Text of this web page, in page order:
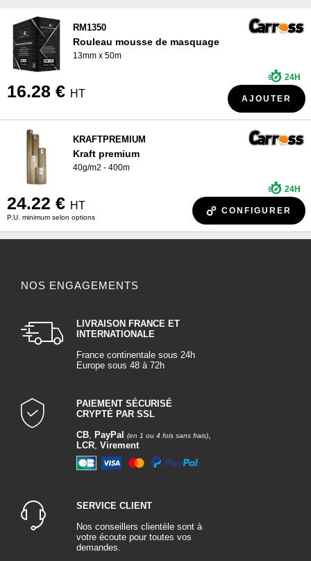
RM1350
Rouleau mousse de masquage
13mm x 50m
16.28 € HT
24H
AJOUTER
KRAFTPREMIUM
Kraft premium
40g/m2 - 400m
24.22 € HT
P.U. minimum selon options
24H
CONFIGURER
NOS ENGAGEMENTS
LIVRAISON FRANCE ET
INTERNATIONALE
France continentale sous 24h
Europe sous 48 à 72h
PAIEMENT SÉCURISÉ
CRYPTÉ PAR SSL
CB, PayPal (en 1 ou 4 fois sans frais),
LCR, Virement
SERVICE CLIENT
Nos conseillers clientèle sont à
votre écoute pour toutes vos
demandes.